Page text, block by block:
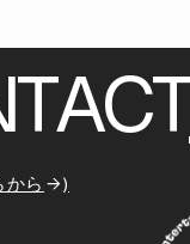
TACT
ら )